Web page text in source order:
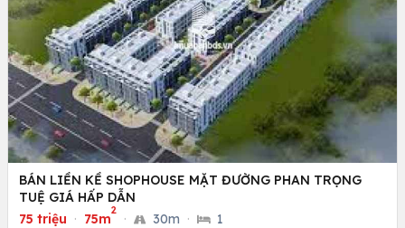
BÁN LIỀN KỀ SHOPHOUSE MẶT ĐƯỜNG PHAN TRỌNG
TUỆ GIÁ HẤP DẪN
75 triệu · 75m
2
· 30m · 1